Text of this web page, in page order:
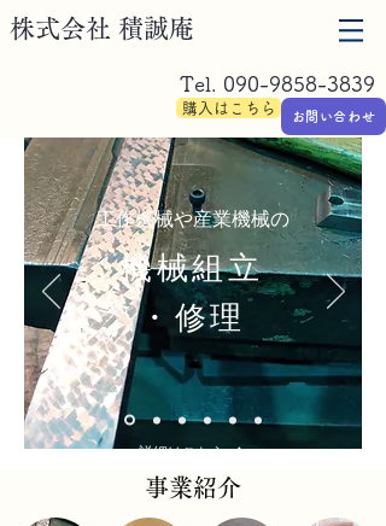
​株式会社 積誠庵
Tel. 090-9858-3839
購入はこちら お問い合わせ
工作機械や産業機械の​
機械組立
・修理
詳細はこちら
事業紹介